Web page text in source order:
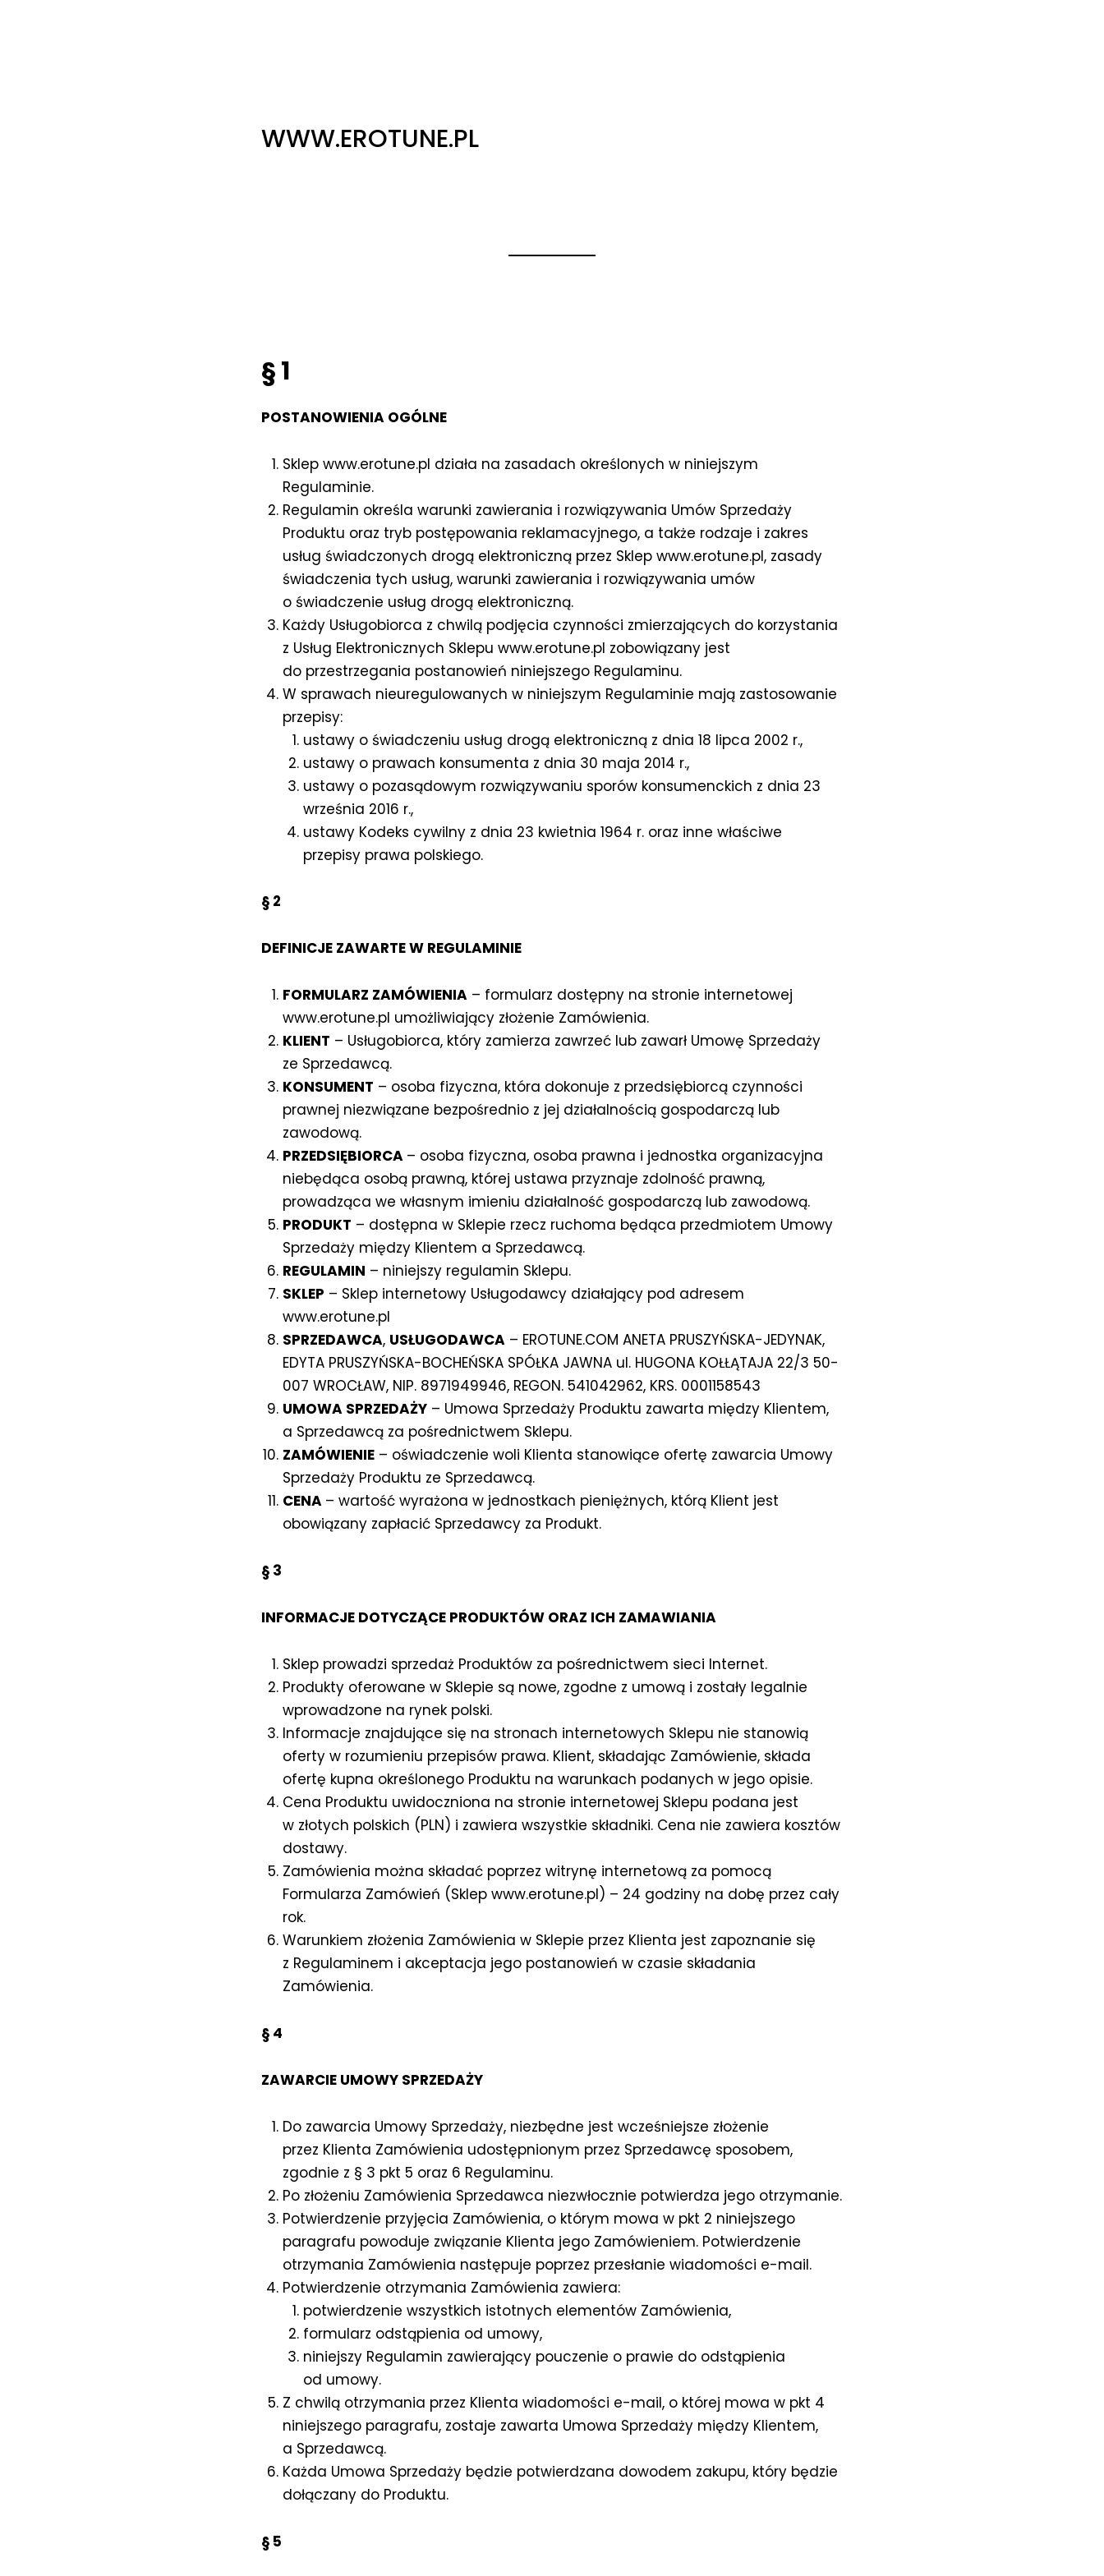
WWW.EROTUNE.PL
§ 1
POSTANOWIENIA OGÓLNE
Sklep www.erotune.pl działa na zasadach określonych w niniejszym
Regulaminie.
Regulamin określa warunki zawierania i rozwiązywania Umów Sprzedaży
Produktu oraz tryb postępowania reklamacyjnego, a także rodzaje i zakres
usług świadczonych drogą elektroniczną przez Sklep www.erotune.pl, zasady
świadczenia tych usług, warunki zawierania i rozwiązywania umów
o świadczenie usług drogą elektroniczną.
Każdy Usługobiorca z chwilą podjęcia czynności zmierzających do korzystania
z Usług Elektronicznych Sklepu www.erotune.pl zobowiązany jest
do przestrzegania postanowień niniejszego Regulaminu.
W sprawach nieuregulowanych w niniejszym Regulaminie mają zastosowanie
przepisy:
ustawy o świadczeniu usług drogą elektroniczną z dnia 18 lipca 2002 r.,
ustawy o prawach konsumenta z dnia 30 maja 2014 r.,
ustawy o pozasądowym rozwiązywaniu sporów konsumenckich z dnia 23
września 2016 r.,
ustawy Kodeks cywilny z dnia 23 kwietnia 1964 r. oraz inne właściwe
przepisy prawa polskiego.
§ 2
DEFINICJE ZAWARTE W REGULAMINIE
FORMULARZ ZAMÓWIENIA– formularz dostępny na stronie internetowej
www.erotune.pl umożliwiający złożenie Zamówienia.
KLIENT – Usługobiorca, który zamierza zawrzeć lub zawarł Umowę Sprzedaży
ze Sprzedawcą.
KONSUMENT – osoba fizyczna, która dokonuje z przedsiębiorcą czynności
prawnej niezwiązane bezpośrednio z jej działalnością gospodarczą lub
zawodową.
PRZEDSIĘBIORCA – osoba fizyczna, osoba prawna i jednostka organizacyjna
niebędąca osobą prawną, której ustawa przyznaje zdolność prawną,
prowadząca we własnym imieniu działalność gospodarczą lub zawodową.
PRODUKT – dostępna w Sklepie rzecz ruchoma będąca przedmiotem Umowy
Sprzedaży między Klientem a Sprzedawcą.
REGULAMIN – niniejszy regulamin Sklepu.
SKLEP – Sklep internetowy Usługodawcy działający pod adresem
www.erotune.pl
SPRZEDAWCA, USŁUGODAWCA– EROTUNE.COM ANETA PRUSZYŃSKA-JEDYNAK,
EDYTA PRUSZYŃSKA-BOCHEŃSKA SPÓŁKA JAWNA ul. HUGONA KOŁŁĄTAJA 22/3 50-
007 WROCŁAW, NIP. 8971949946, REGON. 541042962, KRS. 0001158543
UMOWA SPRZEDAŻY– Umowa Sprzedaży Produktu zawarta między Klientem,
a Sprzedawcą za pośrednictwem Sklepu.
ZAMÓWIENIE– oświadczenie woli Klienta stanowiące ofertę zawarcia Umowy
Sprzedaży Produktu ze Sprzedawcą.
CENA – wartość wyrażona w jednostkach pieniężnych, którą Klient jest
obowiązany zapłacić Sprzedawcy za Produkt.
§ 3
INFORMACJE DOTYCZĄCE PRODUKTÓW ORAZ ICH ZAMAWIANIA
Sklep prowadzi sprzedaż Produktów za pośrednictwem sieci Internet.
Produkty oferowane w Sklepie są nowe, zgodne z umową i zostały legalnie
wprowadzone na rynek polski.
Informacje znajdujące się na stronach internetowych Sklepu nie stanowią
oferty w rozumieniu przepisów prawa. Klient, składając Zamówienie, składa
ofertę kupna określonego Produktu na warunkach podanych w jego opisie.
Cena Produktu uwidoczniona na stronie internetowej Sklepu podana jest
w złotych polskich (PLN) i zawiera wszystkie składniki. Cena nie zawiera kosztów
dostawy.
Zamówienia można składać poprzez witrynę internetową za pomocą
Formularza Zamówień (Sklep www.erotune.pl) – 24 godziny na dobę przez cały
rok.
Warunkiem złożenia Zamówienia w Sklepie przez Klienta jest zapoznanie się
z Regulaminem i akceptacja jego postanowień w czasie składania
Zamówienia.
§ 4
ZAWARCIE UMOWY SPRZEDAŻY
Do zawarcia Umowy Sprzedaży, niezbędne jest wcześniejsze złożenie
przez Klienta Zamówienia udostępnionym przez Sprzedawcę sposobem,
zgodnie z § 3 pkt 5 oraz 6 Regulaminu.
Po złożeniu Zamówienia Sprzedawca niezwłocznie potwierdza jego otrzymanie.
Potwierdzenie przyjęcia Zamówienia, o którym mowa w pkt 2 niniejszego
paragrafu powoduje związanie Klienta jego Zamówieniem. Potwierdzenie
otrzymania Zamówienia następuje poprzez przesłanie wiadomości e-mail.
Potwierdzenie otrzymania Zamówienia zawiera:
potwierdzenie wszystkich istotnych elementów Zamówienia,
formularz odstąpienia od umowy,
niniejszy Regulamin zawierający pouczenie o prawie do odstąpienia
od umowy.
Z chwilą otrzymania przez Klienta wiadomości e-mail, o której mowa w pkt 4
niniejszego paragrafu, zostaje zawarta Umowa Sprzedaży między Klientem,
a Sprzedawcą.
Każda Umowa Sprzedaży będzie potwierdzana dowodem zakupu, który będzie
dołączany do Produktu.
§ 5